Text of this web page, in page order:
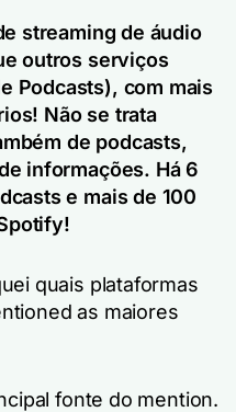
streaming de áudio
outros serviços
Podcasts), com mais
Não se trata
de podcasts,
informações. Há 6
e mais de 100
quais plataformas
as maiores
fonte do mention.